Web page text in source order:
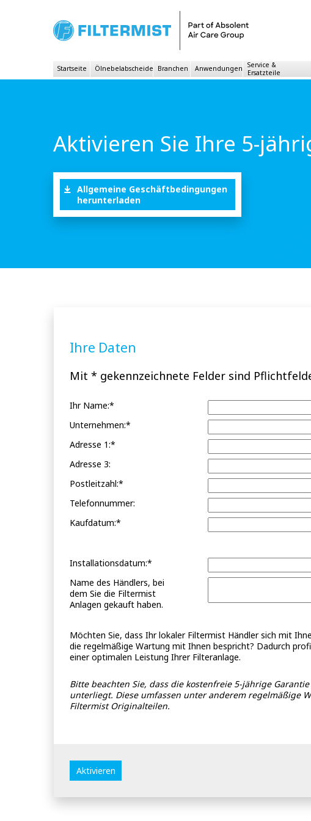
Startseite Ölnebelabscheider Branchen Anwendungen Service &
Ersatzteile
Aktivieren Sie Ihre 5-
Allgemeine Geschäftbedingungen
herunterladen
Ihre Daten
Mit * gekennzeichnete Felder sind
Ihr Name:*
Unternehmen:*
Adresse 1:*
Adresse 3:
Postleitzahl:*
Telefonnummer:
Kaufdatum:*
Installationsdatum:*
Name des Händlers, bei
dem Sie die Filtermist
Anlagen gekauft haben.
Möchten Sie, dass Ihr lokaler Filtermist Händler sich mit
die regelmäßige Wartung mit Ihnen bespricht? Dadurch
einer optimalen Leistung Ihrer Filteranlage.
Bitte beachten Sie, dass die kostenfreie 5-jährige
unterliegt. Diese umfassen unter anderem regelmäßige
Filtermist Originalteilen.